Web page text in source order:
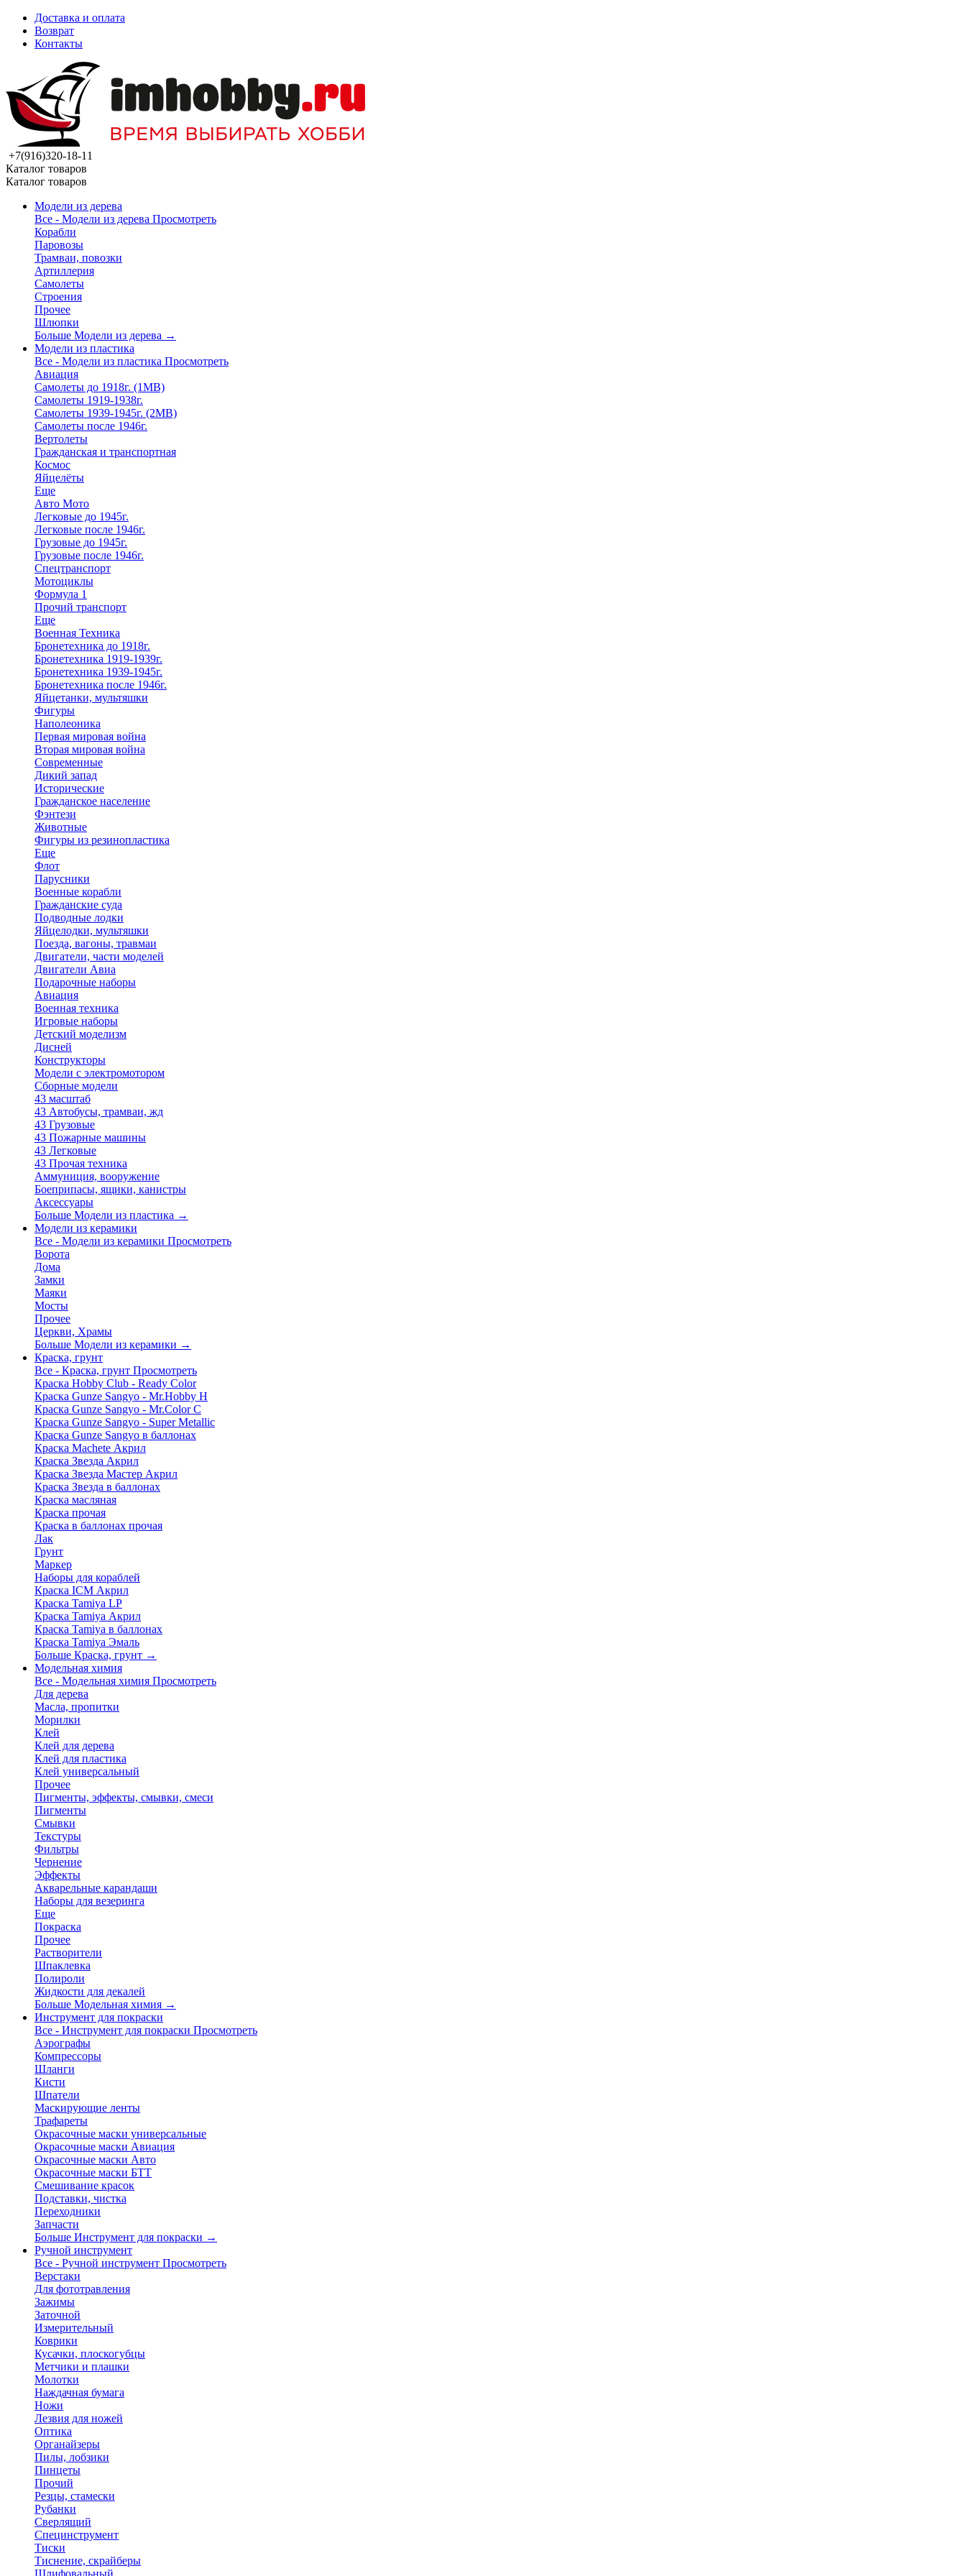
Доставка и оплата
Возврат
Контакты
+7(916)320-18-11
Каталог товаров
Каталог товаров
Модели из дерева
Все - Модели из дерева Просмотреть
Корабли
Паровозы
Трамваи, повозки
Артиллерия
Самолеты
Строения
Прочее
Шлюпки
Больше Модели из дерева →
Модели из пластика
Все - Модели из пластика Просмотреть
Авиация
Самолеты до 1918г. (1МВ)
Самолеты 1919-1938г.
Самолеты 1939-1945г. (2МВ)
Самолеты после 1946г.
Вертолеты
Гражданская и транспортная
Космос
Яйцелёты
Еще
Авто Мото
Легковые до 1945г.
Легковые после 1946г.
Грузовые до 1945г.
Грузовые после 1946г.
Спецтранспорт
Мотоциклы
Формула 1
Прочий транспорт
Еще
Военная Техника
Бронетехника до 1918г.
Бронетехника 1919-1939г.
Бронетехника 1939-1945г.
Бронетехника после 1946г.
Яйцетанки, мультяшки
Фигуры
Наполеоника
Первая мировая война
Вторая мировая война
Современные
Дикий запад
Исторические
Гражданское население
Фэнтези
Животные
Фигуры из резинопластика
Еще
Флот
Парусники
Военные корабли
Гражданские суда
Подводные лодки
Яйцелодки, мультяшки
Поезда, вагоны, травмаи
Двигатели, части моделей
Двигатели Авиа
Подарочные наборы
Авиация
Военная техника
Игровые наборы
Детский моделизм
Дисней
Конструкторы
Модели с электромотором
Сборные модели
43 масштаб
43 Автобусы, трамваи, жд
43 Грузовые
43 Пожарные машины
43 Легковые
43 Прочая техника
Аммуниция, вооружение
Боеприпасы, ящики, канистры
Аксессуары
Больше Модели из пластика →
Модели из керамики
Все - Модели из керамики Просмотреть
Ворота
Дома
Замки
Маяки
Мосты
Прочее
Церкви, Храмы
Больше Модели из керамики →
Краска, грунт
Все - Краска, грунт Просмотреть
Краска Hobby Club - Ready Color
Краска Gunze Sangyo - Mr.Hobby H
Краска Gunze Sangyo - Mr.Color C
Краска Gunze Sangyo - Super Metallic
Краска Gunze Sangyo в баллонах
Краска Machete Акрил
Краска Звезда Акрил
Краска Звезда Мастер Акрил
Краска Звезда в баллонах
Краска масляная
Краска прочая
Краска в баллонах прочая
Лак
Грунт
Маркер
Наборы для кораблей
Краска ICM Акрил
Краска Tamiya LP
Краска Tamiya Акрил
Краска Tamiya в баллонах
Краска Tamiya Эмаль
Больше Краска, грунт →
Модельная химия
Все - Модельная химия Просмотреть
Для дерева
Масла, пропитки
Морилки
Клей
Клей для дерева
Клей для пластика
Клей универсальный
Прочее
Пигменты, эффекты, смывки, смеси
Пигменты
Смывки
Текстуры
Фильтры
Чернение
Эффекты
Акварельные карандаши
Наборы для везеринга
Еще
Покраска
Прочее
Растворители
Шпаклевка
Полироли
Жидкости для декалей
Больше Модельная химия →
Инструмент для покраски
Все - Инструмент для покраски Просмотреть
Аэрографы
Компрессоры
Шланги
Кисти
Шпатели
Маскирующие ленты
Трафареты
Окрасочные маски универсальные
Окрасочные маски Авиация
Окрасочные маски Авто
Окрасочные маски БТТ
Смешивание красок
Подставки, чистка
Переходники
Запчасти
Больше Инструмент для покраски →
Ручной инструмент
Все - Ручной инструмент Просмотреть
Верстаки
Для фототравления
Зажимы
Заточной
Измерительный
Коврики
Кусачки, плоскогубцы
Метчики и плашки
Молотки
Наждачная бумага
Ножи
Лезвия для ножей
Оптика
Органайзеры
Пилы, лобзики
Пинцеты
Прочий
Резцы, стамески
Рубанки
Сверлящий
Специнструмент
Тиски
Тиснение, скрайберы
Шлифовальный